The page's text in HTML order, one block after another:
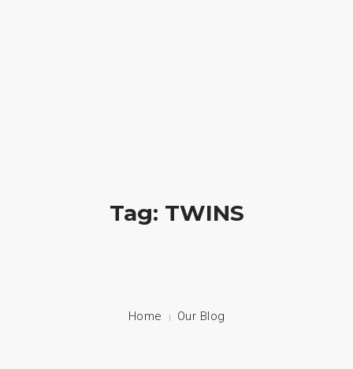
NUESTROS PRODUCTOSTag: TWINS
Home Our Blog